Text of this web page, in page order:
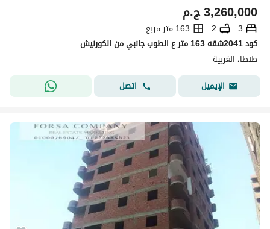
ج.م3,260,000
3
2
163 متر مربع
كود 2041شقه 163 متر ع الطوب جانبي من الكورنيش
طنطا، الغربية
الإيميل
اتصل